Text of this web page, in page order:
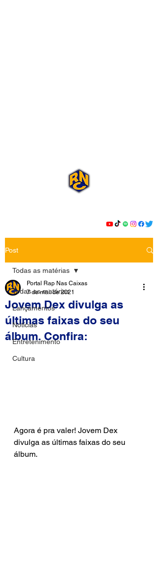
Post
Todas as matérias
Lançamentos
Notícias
Entretenimento
Cultura
Todas as matérias
Jovem Dex divulga as
últimas faixas do seu
álbum. Confira:
Portal Rap Nas Caixas
7 de mai. de 2021
Agora é pra valer! Jovem Dex
divulga as últimas faixas do seu
álbum.